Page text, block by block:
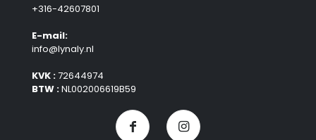
+316-42607801
E-mail:
info@lynaly.nl
KVK :72644974
BTW :NL002006619B59